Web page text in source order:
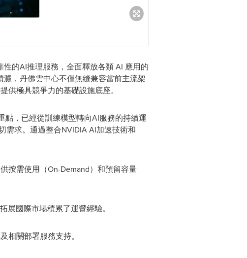
的AI推理服務，全面釋放各類 AI 應用的
，丹佛雲中心不僅無縫兼容當前主流架
供極具競爭力的基礎設施底座。
點，已經從訓練模型轉向AI服務的持續運
需求。通過整合NVIDIA AI加速技術和
按需使用（On-Demand）和預留容量
國際市場積累了運營經驗。
相關部署服務支持。